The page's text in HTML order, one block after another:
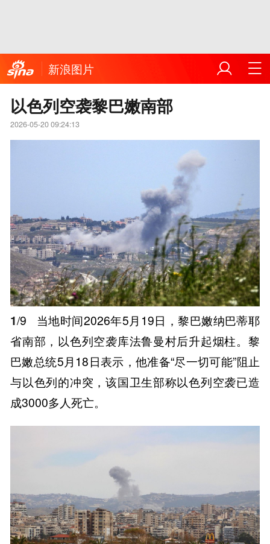
新浪图片
以色列空袭黎巴嫩南部
2026-05-20 09:24:13
1/9
当地时间2026年5月19日，黎巴嫩纳巴蒂耶
省南部，以色列空袭库法鲁曼村后升起烟柱。黎
巴嫩总统5月18日表示，他准备“尽一切可能”阻止
与以色列的冲突，该国卫生部称以色列空袭已造
成3000多人死亡。